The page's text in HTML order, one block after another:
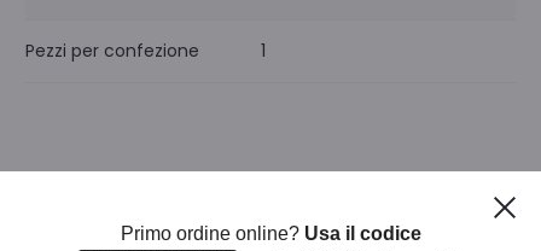
Pezzi per confezione 1
Primo ordine online? Usa il codice